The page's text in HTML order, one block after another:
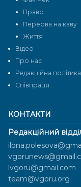
КОНТАКТИ
Редакційний
lvgoru@gmail.com
team@vgoru.org
Право
Перерва на каву
Життя
Відео
Про нас
Редакційна політика
Cпівпраця